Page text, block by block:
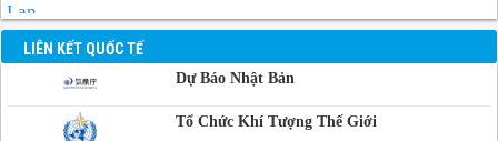
Lan
Manila, Philippin
Phnom-Penh,
Campuchia
LIÊN KẾT QUỐC TẾ
Dự Báo Nhật Bản
Tổ Chức Khí Tượng Thế Giới